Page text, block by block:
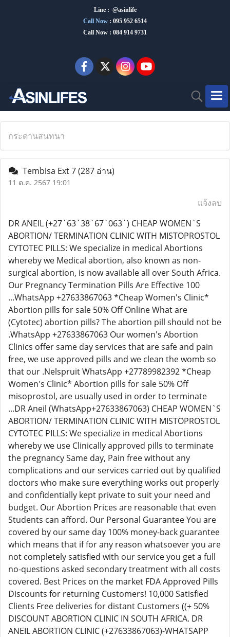
Line : @asinlife
Call Now : 095 952 6514
Call Now : 084 914 9731
กระดานสนทนา
Tembisa Ext 7(287 อ่าน)
11 ต.ค. 2567 19:01
แจ้งลบ
DR ANEIL (+27`63`38`67`063`) CHEAP WOMEN`S
ABORTION/ TERMINATION CLINIC WITH MISTOPROSTOL
CYTOTEC PILLS: We specialize in medical Abortions
whereby we Medical abortion, also known as non-
surgical abortion, is now available all over South Africa.
Our Pregnancy Termination Pills Are Effective 100
...WhatsApp +27633867063 *Cheap Women's Clinic*
Abortion pills for sale 50% Off Online What are
(Cytotec) abortion pills? The abortion pill should not be
.WhatsApp +27633867063 Our women's Abortion
Clinics offer same day services that are safe and pain
free, we use approved pills and we clean the womb so
that our .Nelspruit WhatsApp +27789982392 *Cheap
Women's Clinic* Abortion pills for sale 50% Off
misoprostol, are usually used in order to terminate
...DR Aneil (WhatsApp+27633867063) CHEAP WOMEN`S
ABORTION/ TERMINATION CLINIC WITH MISTOPROSTOL
CYTOTEC PILLS: We specialize in medical Abortions
whereby we use Clinically approved pills to terminate
the pregnancy Same day, Pain free without any
complications and our services carried out by qualified
doctors who make sure everything works out properly
and confidentially kept private to suit your need and
budget. Our Abortion Prices are reasonable that even
Students can afford. Our Personal Guarantee You are
covered by our same day 100% money-back guarantee
which means that if for any reason whatsoever you are
not completely satisfied with our service you get a full
no-questions asked secondary treatment with all costs
covered. Best Prices on the market FDA Approved Pills
Discounts for returning Customers! 10,000 Satisfied
Clients Free deliveries for distant Customers ((+ 50%
DISCOUNT ABORTION CLINIC IN SOUTH AFRICA. DR
ANEIL ABORTION CLINIC (+27633867063)-WHATSAPP